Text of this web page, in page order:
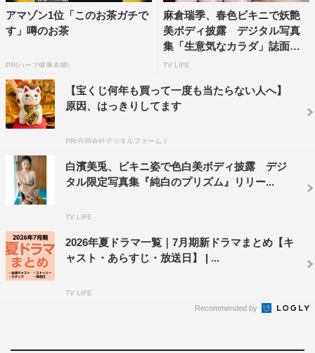
アマゾン1位「このお茶ガチで
す」噂のお茶
PR(ハーブ健康本舗)
麻倉瑞季、春色ビキニで妖艶
美ボディ披露 デジタル写真
集「生意気なカラダ」誌面カ
ッ...
TV LIFE
【宝くじ何年も買って一度も当たらない人へ】
原因、はっきりしてます
PR(合同会社デジタルファーム )
白濱美兎、ビキニ姿で色白美ボディ披露 デジ
タル限定写真集『純白のプリズム』リリー...
TV LIFE
2026年夏ドラマ一覧｜7月期新ドラマまとめ【キ
ャスト・あらすじ・放送日】 | ...
TV LIFE
Recommended by